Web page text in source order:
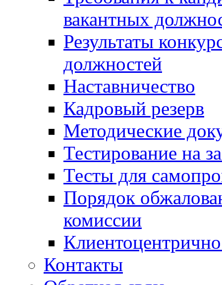
вакантных
Результаты
должностей
Наставничество
Кадровый резерв
Методические
Тестирование на
Тесты для
Порядок
комиссии
Контакты